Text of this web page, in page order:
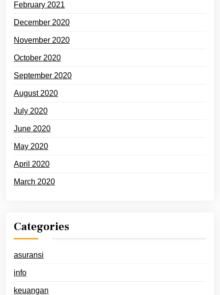
February 2021
December 2020
November 2020
October 2020
September 2020
August 2020
July 2020
June 2020
May 2020
April 2020
March 2020
Categories
asuransi
info
keuangan